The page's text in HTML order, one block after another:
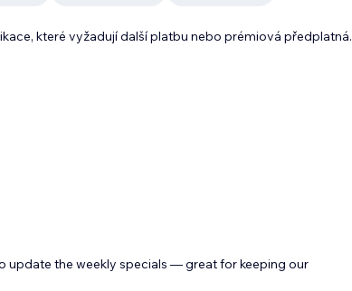
které vyžadují další platbu nebo prémiová předplatná.
update the weekly specials — great for keeping our